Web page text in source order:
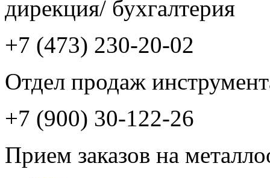
дирекция/ бухгалтерия
+7 (473) 230-20-02
Отдел продаж
+7 (900) 30-122-26
Прием заказов на